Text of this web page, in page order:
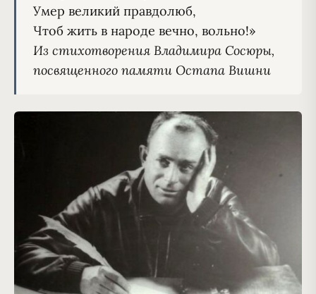
Умер великий правдолюб,
Из стихотворения Владимира Сосюры,
посвященного памяти Остапа Вишни